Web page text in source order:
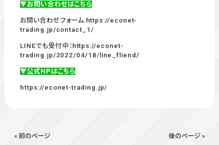
▼お問い合わせはこちら
お問い合わせフォーム: https://econet-
trading.jp/contact_1/
LINEでも受付中： https://econet-
trading.jp/2022/04/18/line_fliend/
▼公式HPはこちら
https://econet-trading.jp/
« 前のページ 後のページ »